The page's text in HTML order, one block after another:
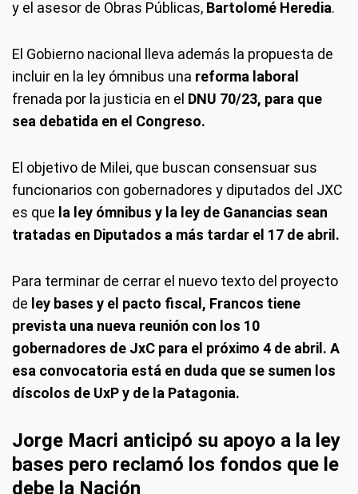
y el asesor de Obras Públicas, Bartolomé Heredia.
El Gobierno nacional lleva además la propuesta de
incluir en la ley ómnibus una reforma laboral
frenada por la justicia en el DNU 70/23, para que
sea debatida en el Congreso.
El objetivo de Milei, que buscan consensuar sus
funcionarios con gobernadores y diputados del JXC
es que la ley ómnibus y la ley de Ganancias sean
tratadas en Diputados a más tardar el 17 de abril.
Para terminar de cerrar el nuevo texto del proyecto
de ley bases y el pacto fiscal, Francos tiene
prevista una nueva reunión con los 10
gobernadores de JxC para el próximo 4 de abril. A
esa convocatoria está en duda que se sumen los
díscolos de UxP y de la Patagonia.
Jorge Macri anticipó su apoyo a la ley
bases pero reclamó los fondos que le
debe la Nación